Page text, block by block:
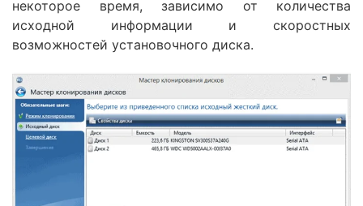
некоторое время, зависимо от количества
исходной информации и скоростных
возможностей установочного диска.